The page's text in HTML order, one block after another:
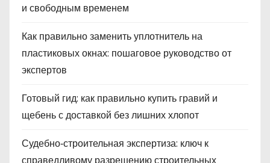
и свободным временем
Как правильно заменить уплотнитель на
пластиковых окнах: пошаговое руководство от
экспертов
Готовый гид: как правильно купить гравий и
щебень с доставкой без лишних хлопот
Судебно‑строительная экспертиза: ключ к